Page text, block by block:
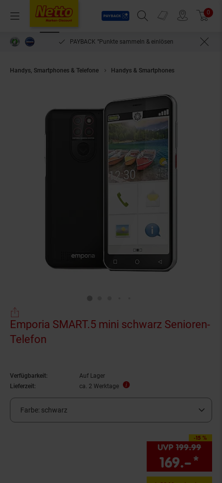
Menü
Payback
Suchfeld einblenden
Prospekte 0
PAYBACK °Punkte sammeln & einlösen
Handys, Smartphones & Telefone Handys & Smartphones
Emporia SMART.5 mini schwarz Senioren-
Telefon
Verfügbarkeit:
Auf Lager
Lieferzeit:
ca. 2 Werktage
Farbe: schwarz
-15 %
Sie Sparen 15 Prozent,
UVP 199.99UVP
169.–*